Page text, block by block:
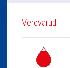
Verevarud